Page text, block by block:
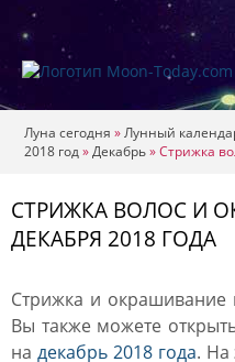
Луна сегодня »Лунный
2018 год»Декабрь»Стрижка
СТРИЖКА ВОЛОС И
ДЕКАБРЯ 2018 ГОДА
Стрижка и окрашивание
Вы также можете
на декабрь 2018 года. На